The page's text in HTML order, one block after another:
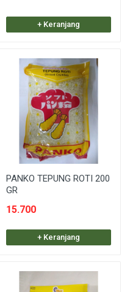
+ Keranjang
PANKO TEPUNG ROTI 200
GR
15.700
+ Keranjang